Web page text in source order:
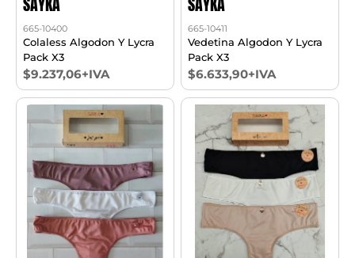
665-10400
Colaless Algodon Y Lycra
Pack X3
$9.237,06+IVA
665-10411
Vedetina Algodon Y Lycra
Pack X3
$6.633,90+IVA